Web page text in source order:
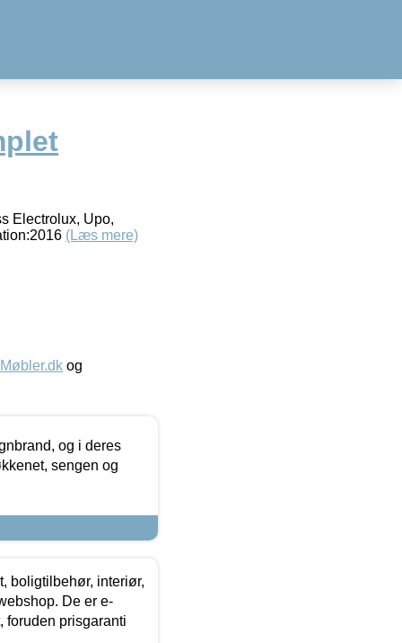
Electrolux, Upo,
(Læs mere)
og
og i deres
sengen og
boligtilbehør, interiør,
De er e-
foruden prisgaranti